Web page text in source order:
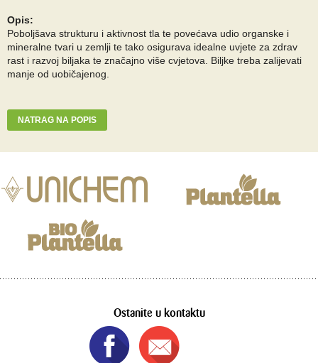
Opis:
Poboljšava strukturu i aktivnost tla te povećava udio organske i
mineralne tvari u zemlji te tako osigurava idealne uvjete za zdrav
rast i razvoj biljaka te značajno više cvjetova. Biljke treba zalijevati
manje od uobičajenog.
NATRAG NA POPIS
Ostanite u kontaktu